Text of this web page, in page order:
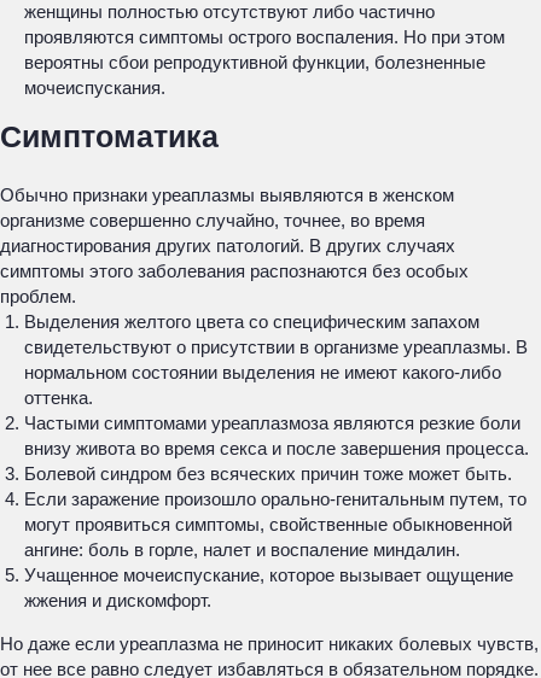
женщины полностью отсутствуют либо частично
проявляются симптомы острого воспаления. Но при этом
вероятны сбои репродуктивной функции, болезненные
мочеиспускания.
Симптоматика
Обычно признаки уреаплазмы выявляются в женском
организме совершенно случайно, точнее, во время
диагностирования других патологий. В других случаях
симптомы этого заболевания распознаются без особых
проблем.
Выделения желтого цвета со специфическим запахом
свидетельствуют о присутствии в организме уреаплазмы. В
нормальном состоянии выделения не имеют какого-либо
оттенка.
Частыми симптомами уреаплазмоза являются резкие боли
внизу живота во время секса и после завершения процесса.
Болевой синдром без всяческих причин тоже может быть.
Если заражение произошло орально-генитальным путем, то
могут проявиться симптомы, свойственные обыкновенной
ангине: боль в горле, налет и воспаление миндалин.
Учащенное мочеиспускание, которое вызывает ощущение
жжения и дискомфорт.
Но даже если уреаплазма не приносит никаких болевых чувств,
от нее все равно следует избавляться в обязательном порядке.